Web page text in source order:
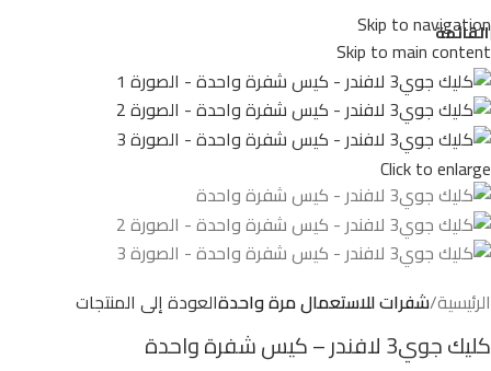
Skip to navigation
Skip to main content
القائمة
Click to enlarge
الرئيسية شفرات للاستعمال مرة واحدةالعودة إلى المنتجات
كليك جوي3 لافندر – كيس شفرة واحدة